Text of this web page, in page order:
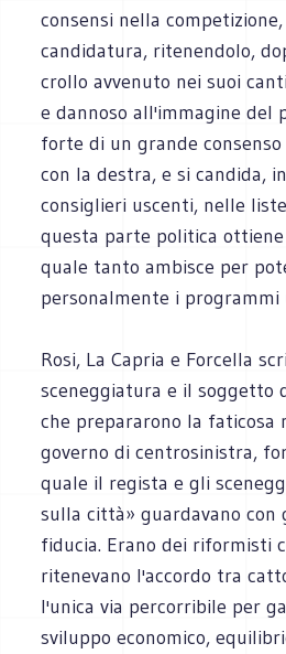
consensi nella
candidatura, ritenendolo,
crollo avvenuto nei suoi
e dannoso all'immagine del
forte di un grande
con la destra, e si candida,
consiglieri uscenti, nelle
questa parte politica ottiene
quale tanto ambisce per
personalmente i programmi
Rosi, La Capria e Forcella
sceneggiatura e il soggetto
che prepararono la faticosa
governo di centrosinistra,
quale il regista e gli
sulla città» guardavano con
fiducia. Erano dei riformisti
ritenevano l'accordo tra
l'unica via percorribile per
sviluppo economico,